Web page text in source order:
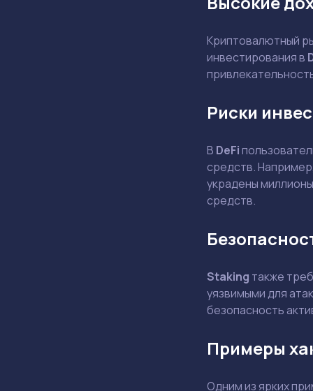
Криптовалютный
инвестирования в
Риски
В DeFi
средств.
украдены
средств.
Staking также
уязвимыми для
безопасность
Примеры
Одним из ярких